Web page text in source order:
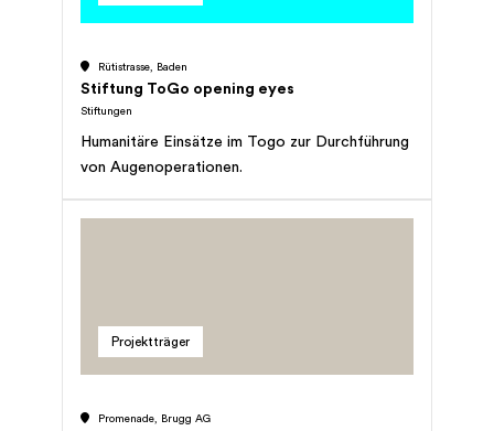
Rütistrasse, Baden
Stiftung ToGo opening eyes
Stiftungen
Humanitäre Einsätze im Togo zur Durchführung
von Augenoperationen.
Projektträger
Promenade, Brugg AG